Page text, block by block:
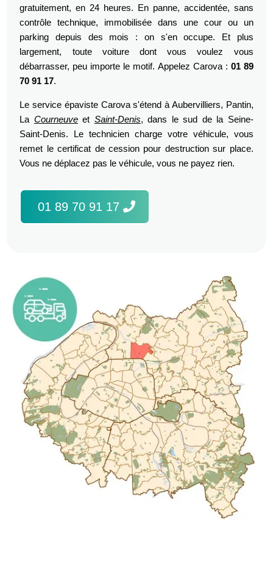
gratuitement, en 24 heures. En panne, accidentée, sans
contrôle technique, immobilisée dans une cour ou un
parking depuis des mois : on s'en occupe. Et plus
largement, toute voiture dont vous voulez vous
débarrasser, peu importe le motif. Appelez Carova : 01 89
70 91 17.
Le service épaviste Carova s'étend à Aubervilliers, Pantin,
La Courneuveet Saint-Denis, dans le sud de la Seine-
Saint-Denis. Le technicien charge votre véhicule, vous
remet le certificat de cession pour destruction sur place.
Vous ne déplacez pas le véhicule, vous ne payez rien.
01 89 70 91 17